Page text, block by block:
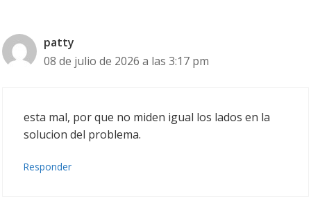
patty
08 de julio de 2026 a las 3:17 pm
esta mal, por que no miden igual los lados en la
solucion del problema.
Responder